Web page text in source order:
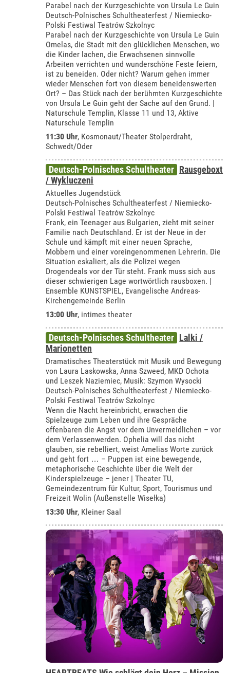
Parabel nach der Kurzgeschichte von Ursula Le Guin
Deutsch-Polnisches Schultheaterfest / Niemiecko-
Polski Festiwal Teatrów Szkolnyc
Parabel nach der Kurzgeschichte von Ursula Le Guin
Omelas, die Stadt mit den glücklichen Menschen, wo
die Kinder lachen, die Erwachsenen sinnvolle
Arbeiten verrichten und wunderschöne Feste feiern,
ist zu beneiden. Oder nicht? Warum gehen immer
wieder Menschen fort von diesem beneidenswerten
Ort? – Das Stück nach der berühmten Kurzgeschichte
von Ursula Le Guin geht der Sache auf den Grund. |
Naturschule Templin, Klasse 11 und 13, Aktive
Naturschule Templin
11:30 Uhr, Kosmonaut/Theater Stolperdraht,
Schwedt/Oder
Deutsch-Polnisches Schultheater Rausgeboxt
/ Wykluczeni
Aktuelles Jugendstück
Deutsch-Polnisches Schultheaterfest / Niemiecko-
Polski Festiwal Teatrów Szkolnyc
Frank, ein Teenager aus Bulgarien, zieht mit seiner
Familie nach Deutschland. Er ist der Neue in der
Schule und kämpft mit einer neuen Sprache,
Mobbern und einer voreingenommenen Lehrerin. Die
Situation eskaliert, als die Polizei wegen
Drogendeals vor der Tür steht. Frank muss sich aus
dieser schwierigen Lage wortwörtlich rausboxen. |
Ensemble KUNSTSPIEL, Evangelische Andreas-
Kirchengemeinde Berlin
13:00 Uhr, intimes theater
Deutsch-Polnisches Schultheater Lalki /
Marionetten
Dramatisches Theaterstück mit Musik und Bewegung
von Laura Laskowska, Anna Szweed, MKD Ochota
und Leszek Naziemiec, Musik: Szymon Wysocki
Deutsch-Polnisches Schultheaterfest / Niemiecko-
Polski Festiwal Teatrów Szkolnyc
Wenn die Nacht hereinbricht, erwachen die
Spielzeuge zum Leben und ihre Gespräche
offenbaren die Angst vor dem Unvermeidlichen – vor
dem Verlassenwerden. Ophelia will das nicht
glauben, sie rebelliert, weist Amelias Worte zurück
und geht fort … – Puppen ist eine bewegende,
metaphorische Geschichte über die Welt der
Kinderspielzeuge – jener | Theater TU,
Gemeindezentrum für Kultur, Sport, Tourismus und
Freizeit Wolin (Außenstelle Wisełka)
13:30 Uhr, Kleiner Saal